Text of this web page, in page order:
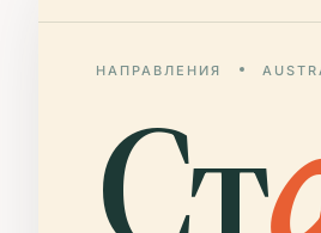
НАПРАВЛЕНИЯ
Ст